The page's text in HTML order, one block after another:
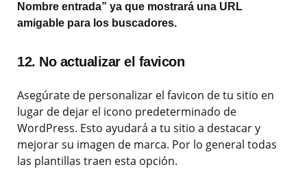
Nombre entrada” ya que mostrará una URL
amigable para los buscadores.
12. No actualizar el favicon
Asegúrate de personalizar el favicon de tu sitio en
lugar de dejar el icono predeterminado de
WordPress. Esto ayudará a tu sitio a destacar y
mejorar su imagen de marca. Por lo general todas
las plantillas traen esta opción.